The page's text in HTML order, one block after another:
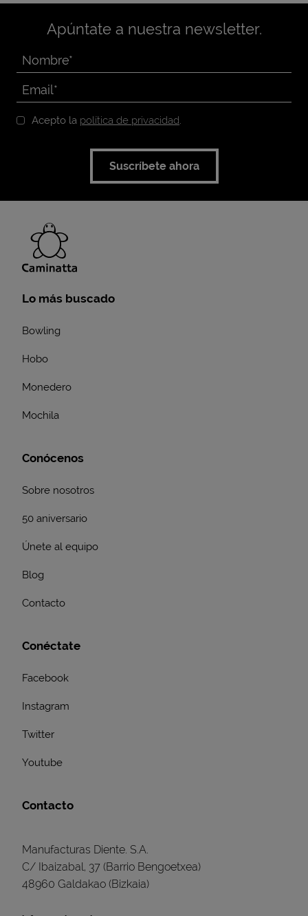
Apúntate a nuestra newsletter.
Acepto la política de privacidad.
Suscríbete ahora
Lo más buscado
Bowling
Hobo
Monedero
Mochila
Conócenos
Sobre nosotros
50 aniversario
Únete al equipo
Blog
Contacto
Conéctate
Facebook
Instagram
Twitter
Youtube
Contacto
Manufacturas Diente. S.A.
C/ Ibaizabal, 37 (Barrio Bengoetxea)
48960 Galdakao (Bizkaia)